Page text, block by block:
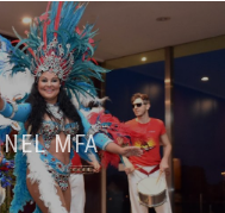
MFA